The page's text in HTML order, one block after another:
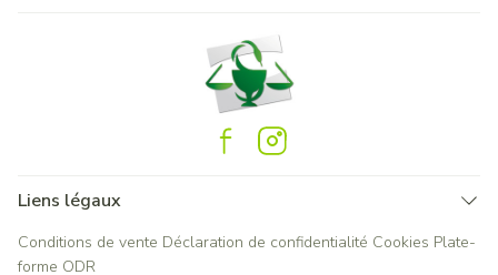
Liens légaux
Conditions de vente Déclaration de confidentialité Cookies Plate-
forme ODR